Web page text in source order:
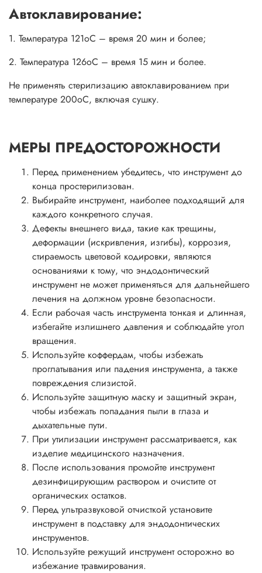
Автоклавирование:
1. Температура 121оС – время 20 мин и более;
2. Температура 126оС – время 15 мин и более.
Не применять стерилизацию автоклавированием при
температуре 200оС, включая сушку.
МЕРЫ ПРЕДОСТОРОЖНОСТИ
Перед применением убедитесь, что инструмент до
конца простерилизован.
Выбирайте инструмент, наиболее подходящий для
каждого конкретного случая.
Дефекты внешнего вида, такие как трещины,
деформации (искривления, изгибы), коррозия,
стираемость цветовой кодировки, являются
основаниями к тому, что эндодонтический
инструмент не может применяться для дальнейшего
лечения на должном уровне безопасности.
Если рабочая часть инструмента тонкая и длинная,
избегайте излишнего давления и соблюдайте угол
вращения.
Используйте коффердам, чтобы избежать
проглатывания или падения инструмента, а также
повреждения слизистой.
Используйте защитную маску и защитный экран,
чтобы избежать попадания пыли в глаза и
дыхательные пути.
При утилизации инструмент рассматривается, как
изделие медицинского назначения.
После использования промойте инструмент
дезинфицирующим раствором и очистите от
органических остатков.
Перед ультразвуковой отчисткой установите
инструмент в подставку для эндодонтических
инструментов.
Используйте режущий инструмент осторожно во
избежание травмирования.